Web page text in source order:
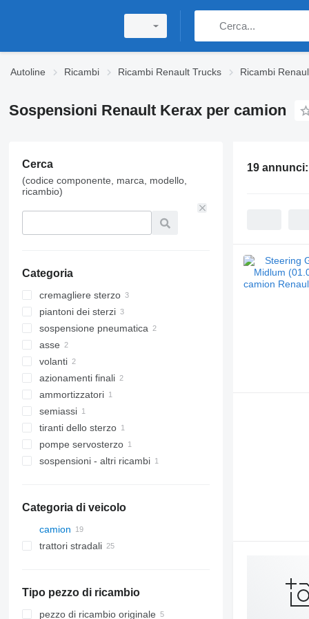
Autoline Ricambi Ricambi Renault Trucks Ricambi
Sospensioni Renault Kerax per camion
Cerca
(codice componente, marca, modello,
ricambio)
Categoria
cremagliere sterzo
piantoni dei sterzi
sospensione pneumatica
asse
volanti
azionamenti finali
ammortizzatori
semiassi
tiranti dello sterzo
pompe servosterzo
sospensioni - altri ricambi
Categoria di veicolo
camion
trattori stradali
Tipo pezzo di ricambio
pezzo di ricambio originale
19 annunci: